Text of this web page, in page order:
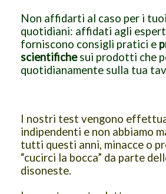
Non affidarti al caso per i
quotidiani: affidati agli
forniscono consigli pratici e
scientifichesui prodotti che
quotidianamente sulla tua
I nostri test vengono
indipendenti e non abbiamo
tutti questi anni, minacce o
“cucirci la bocca” da parte
disoneste.